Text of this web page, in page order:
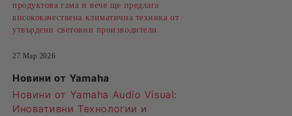
продуктова гама и вече ще предлага
висококачествена климатична техника от
утвърдени световни производители.
27 Мар 2026
Новини от Yamaha
Новини от Yamaha Audio Visual:
Иновативни Технологии и